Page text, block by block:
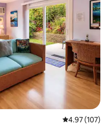
औसत रेटिंग 5 में से
4.97 (107)